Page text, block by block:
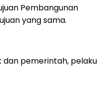
Pembangunan
yang sama.
dan pemerintah, pelaku